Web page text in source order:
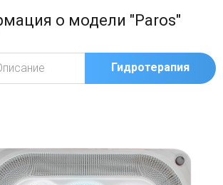
о модели "Paros"
Гидротерапия